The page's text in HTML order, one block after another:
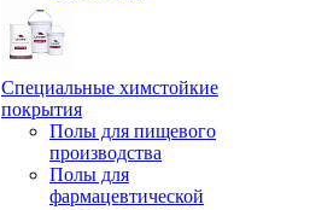
Специальные химстойкие
покрытия
Полы для пищевого
производства
Полы для
фармацевтической